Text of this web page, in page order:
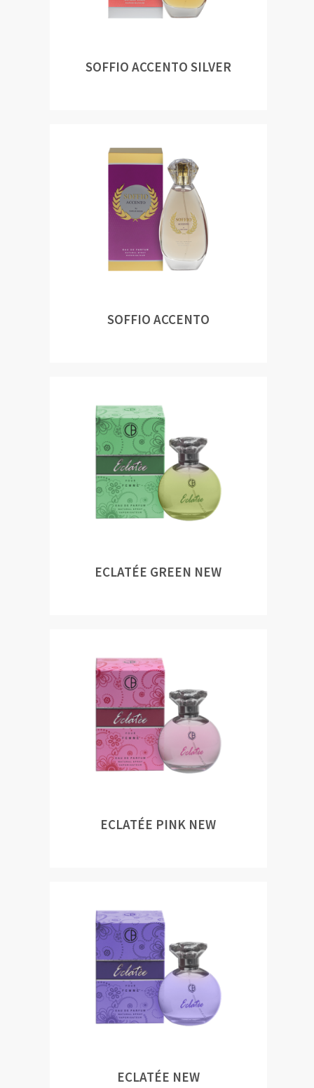
SOFFIO ACCENTO SILVER
SOFFIO ACCENTO
ECLATÉE GREEN NEW
ECLATÉE PINK NEW
ECLATÉE NEW